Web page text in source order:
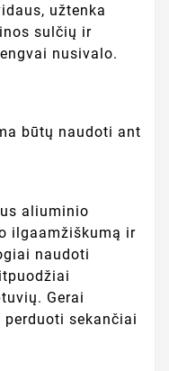
užtenka
sulčių ir
nusivalo.
būtų naudoti ant
aliuminio
ilgaamžiškumą ir
naudoti
Gerai
sekančiai